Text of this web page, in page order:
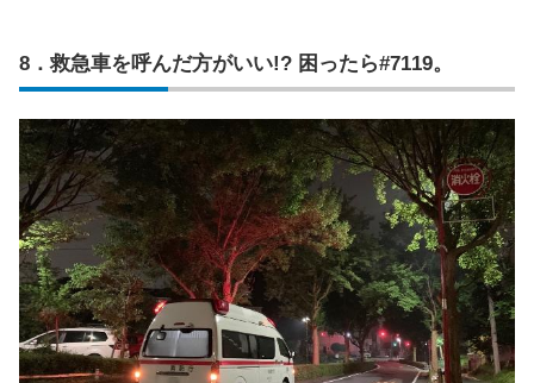
8．救急車を呼んだ方がいい!? 困ったら#7119。